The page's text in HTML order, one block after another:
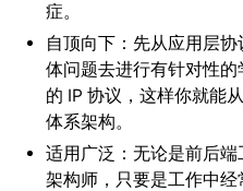
症。
自顶向下： 先从应用层
体问题去进行有针对性
的 IP 协议，这样你就能
体系架构。
适用广泛： 无论是前后端
架构师，只要是工作中